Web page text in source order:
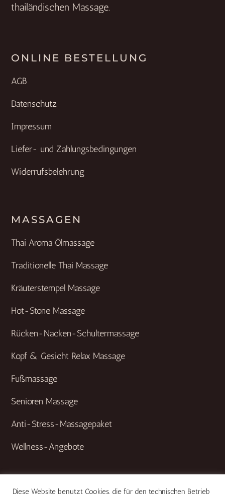
thailändischen Massage.
ONLINE BESTELLUNG
AGB
Datenschutz
Impressum
Liefer- und Zahlungsbedingungen
Widerrufsbelehrung
MASSAGEN
Thai Aroma Ölmassage
Traditionelle Thai Massage
Kräuterstempel Massage
Hot-Stone Massage
Rücken-Nacken-Schultermassage
Kopf & Gesicht Relax Massage
Fußmassage
Senioren Massage
Anti-Stress-Massagepaket
Wellness-Angebote
Diese Website benutzt Cookies, die für den technischen Betrieb